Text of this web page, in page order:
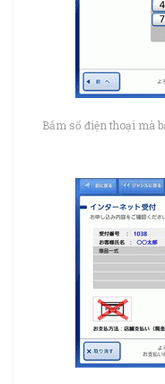
Bấm số điện thoại mà